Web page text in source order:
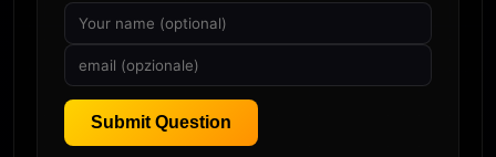
Submit Question